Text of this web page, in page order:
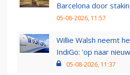
Barcelona door
05-08-2026, 11:57
Willie Walsh neemt
IndiGo: 'op naar
05-08-2026, 11:37